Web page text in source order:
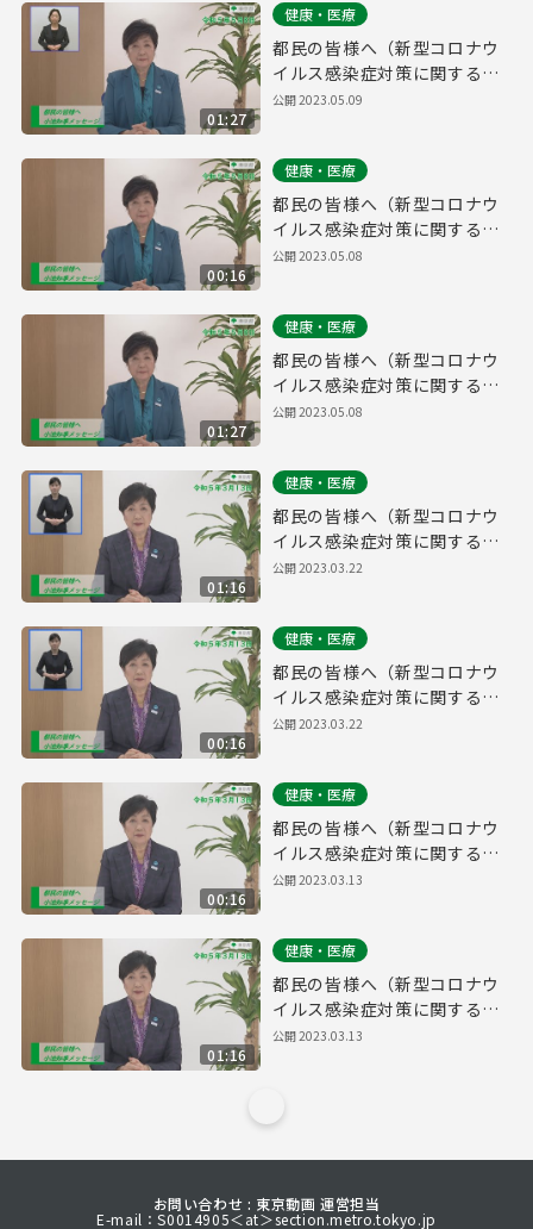
01:27
健康・医療
都民の皆様へ（新型コロナウ
イルス感染症対策に関する知
事メッセージ 手話付き 令和5
公開2023.05.09
00:16
健康・医療
都民の皆様へ（新型コロナウ
イルス感染症対策に関する知
事メッセージ 15秒版 令和5年
公開2023.05.08
01:27
健康・医療
都民の皆様へ（新型コロナウ
イルス感染症対策に関する知
事メッセージ 令和5年5月8
公開2023.05.08
01:16
健康・医療
都民の皆様へ（新型コロナウ
イルス感染症対策に関する知
事メッセージ 手話付き 令和5
公開2023.03.22
00:16
健康・医療
都民の皆様へ（新型コロナウ
イルス感染症対策に関する知
事メッセージ 15秒手話付き
公開2023.03.22
00:16
健康・医療
都民の皆様へ（新型コロナウ
イルス感染症対策に関する知
事メッセージ 15秒版 令和5年
公開2023.03.13
01:16
健康・医療
都民の皆様へ（新型コロナウ
イルス感染症対策に関する知
事メッセージ 令和5年3月13
公開2023.03.13
お問い合わせ : 東京動画 運営担当
E-mail：S0014905＜at＞section.metro.tokyo.jp